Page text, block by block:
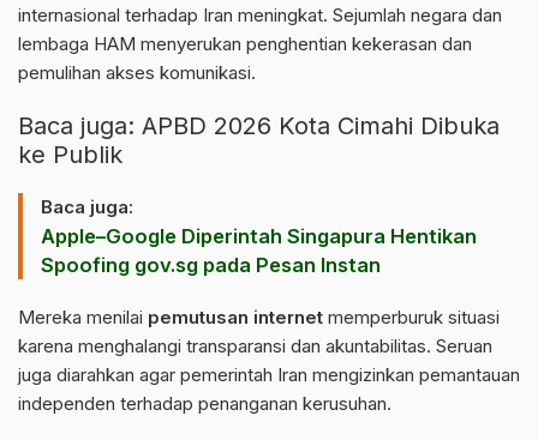
internasional terhadap Iran meningkat. Sejumlah negara dan
lembaga HAM menyerukan penghentian kekerasan dan
pemulihan akses komunikasi.
Baca juga: APBD 2026 Kota Cimahi Dibuka
ke Publik
Baca juga:
Apple–Google Diperintah Singapura Hentikan
Spoofing gov.sg pada Pesan Instan
Mereka menilai pemutusan internet memperburuk situasi
karena menghalangi transparansi dan akuntabilitas. Seruan
juga diarahkan agar pemerintah Iran mengizinkan pemantauan
independen terhadap penanganan kerusuhan.